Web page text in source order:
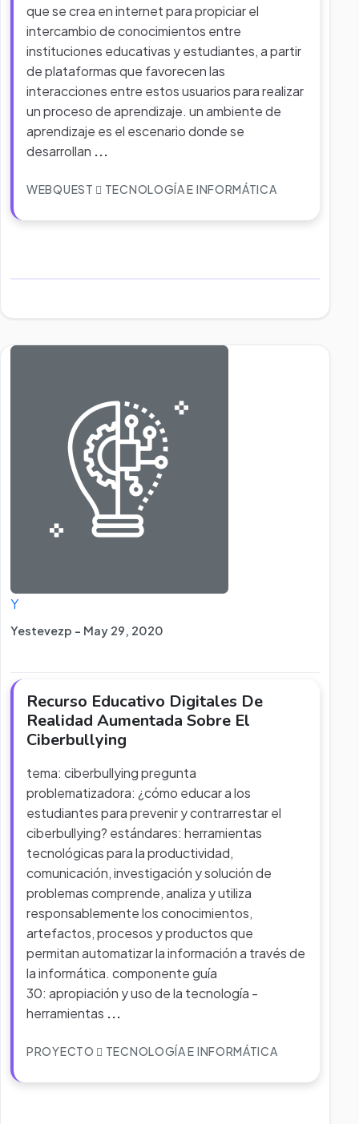
que se crea en internet para propiciar el
intercambio de conocimientos entre
instituciones educativas y estudiantes, a partir
de plataformas que favorecen las
interacciones entre estos usuarios para realizar
un proceso de aprendizaje. un ambiente de
aprendizaje es el escenario donde se
desarrollan ...
WEBQUEST TECNOLOGÍA E INFORMÁTICA
Y
Yestevezp - May 29, 2020
Recurso Educativo Digitales De
Realidad Aumentada Sobre El
Ciberbullying
tema: ciberbullying pregunta
problematizadora: ¿cómo educar a los
estudiantes para prevenir y contrarrestar el
ciberbullying? estándares: herramientas
tecnológicas para la productividad,
comunicación, investigación y solución de
problemas comprende, analiza y utiliza
responsablemente los conocimientos,
artefactos, procesos y productos que
permitan automatizar la información a través de
la informática. componente guía
30: apropiación y uso de la tecnología -
herramientas ...
PROYECTO TECNOLOGÍA E INFORMÁTICA